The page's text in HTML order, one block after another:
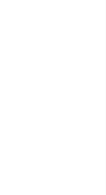
de services
données.
tiers
au
au
les
agences